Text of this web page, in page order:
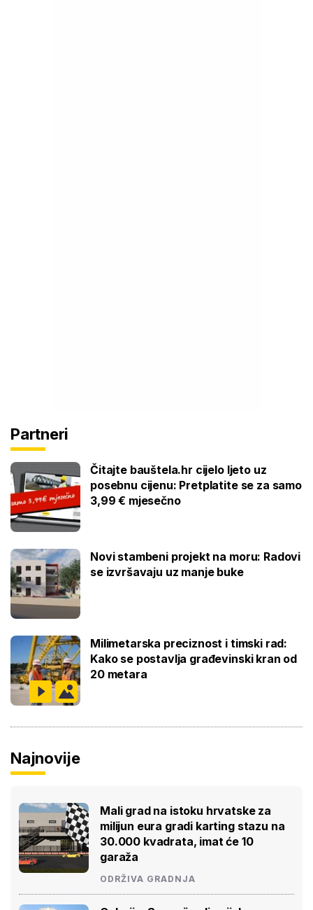
Partneri
Čitajte bauštela.hr cijelo ljeto uz
posebnu cijenu: Pretplatite se za samo
3,99 € mjesečno
Novi stambeni projekt na moru: Radovi
se izvršavaju uz manje buke
Milimetarska preciznost i timski rad:
Kako se postavlja građevinski kran od
20 metara
Najnovije
Mali grad na istoku hrvatske za
milijun eura gradi karting stazu na
30.000 kvadrata, imat će 10
garaža
ODRŽIVA GRADNJA